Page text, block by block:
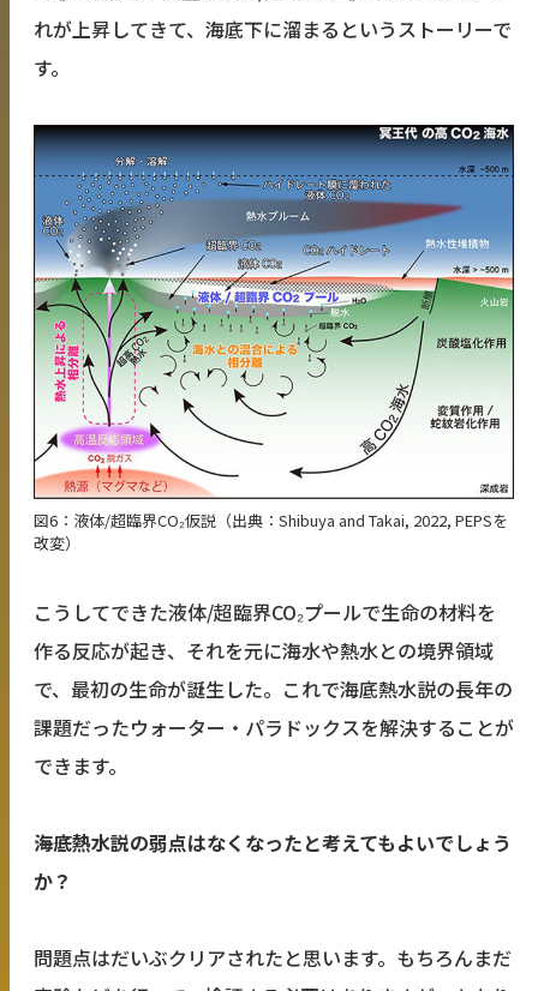
れが上昇してきて、海底下に溜まるというストーリーで
す。
図6：液体/超臨界CO₂仮説（出典：Shibuya and Takai, 2022, PEPSを
改変）
こうしてできた液体/超臨界CO₂プールで生命の材料を
作る反応が起き、それを元に海水や熱水との境界領域
で、最初の生命が誕生した。これで海底熱水説の長年の
課題だったウォーター・パラドックスを解決することが
できます。
――海底熱水説の弱点はなくなったと考えてもよいでしょう
か？
問題点はだいぶクリアされたと思います。もちろんまだ